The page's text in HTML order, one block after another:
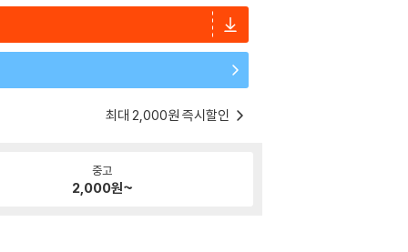
최대 2,000원 즉시할인
중고
2,000원~